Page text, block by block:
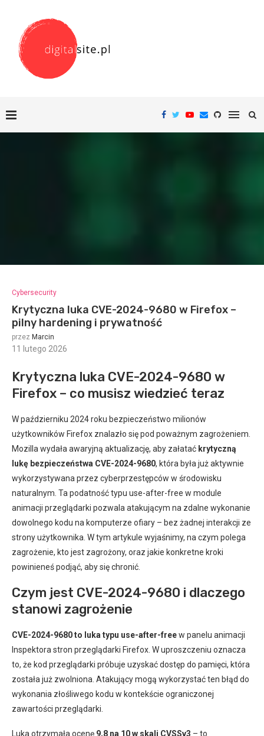
Cybersecurity
Krytyczna luka CVE-2024-9680 w Firefox –
pilny hardening i prywatność
przez Marcin
11 lutego 2026
Krytyczna luka CVE-2024-9680 w
Firefox – co musisz wiedzieć teraz
W październiku 2024 roku bezpieczeństwo milionów
użytkowników Firefox znalazło się pod poważnym zagrożeniem.
Mozilla wydała awaryjną aktualizację, aby załatać krytyczną
lukę bezpieczeństwa CVE-2024-9680, która była już aktywnie
wykorzystywana przez cyberprzestępców w środowisku
naturalnym. Ta podatność typu use-after-free w module
animacji przeglądarki pozwala atakującym na zdalne wykonanie
dowolnego kodu na komputerze ofiary – bez żadnej interakcji ze
strony użytkownika. W tym artykule wyjaśnimy, na czym polega
zagrożenie, kto jest zagrożony, oraz jakie konkretne kroki
powinieneś podjąć, aby się chronić.
Czym jest CVE-2024-9680 i dlaczego
stanowi zagrożenie
CVE-2024-9680 to luka typu use-after-freew panelu animacji
Inspektora stron przeglądarki Firefox. W uproszczeniu oznacza
to, że kod przeglądarki próbuje uzyskać dostęp do pamięci, która
została już zwolniona. Atakujący mogą wykorzystać ten błąd do
wykonania złośliwego kodu w kontekście ograniczonej
zawartości przeglądarki.
Luka otrzymała ocenę 9,8 na 10 w skali CVSSv3 – to